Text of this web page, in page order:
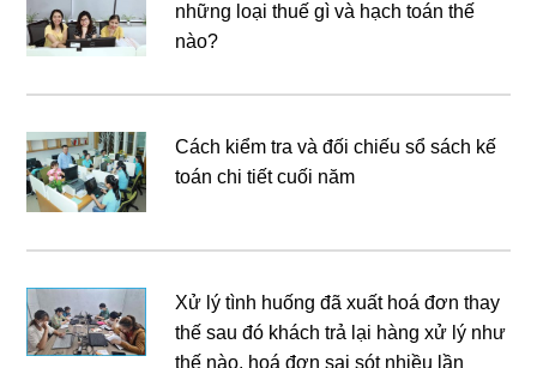
những loại thuế gì và hạch toán thế
nào?
Cách kiểm tra và đối chiếu sổ sách kế
toán chi tiết cuối năm
Xử lý tình huống đã xuất hoá đơn thay
thế sau đó khách trả lại hàng xử lý như
thế nào, hoá đơn sai sót nhiều lần